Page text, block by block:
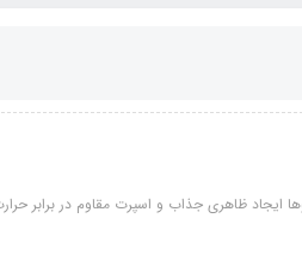
ظاهری جذاب و اسپرت مقاوم در برابر